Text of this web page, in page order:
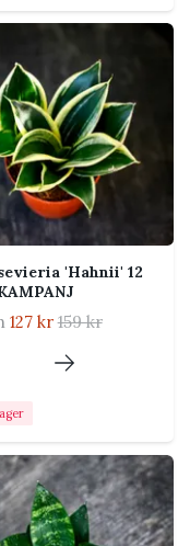
Den
placering
långsammare och
färg.
helt mellan
under
jord.
med rikligt
material.
18–27 °C.
kalla drag och
under cirka 10
'Hahnii' 12
127 kr 159 kr